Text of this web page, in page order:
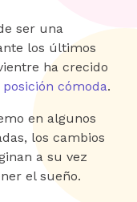
ser una
los últimos
ha crecido
posición cómoda.
en algunos
los cambios
a su vez
el sueño.